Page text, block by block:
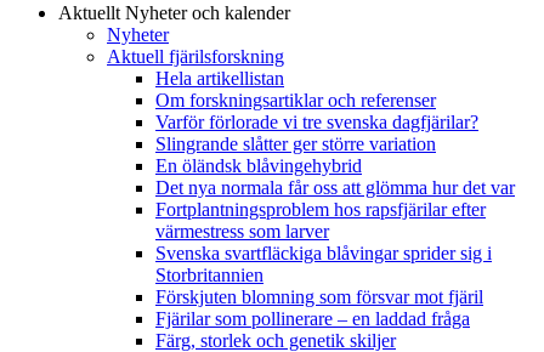
Aktuellt Nyheter och kalender
Nyheter
Aktuell fjärilsforskning
Hela artikellistan
Om forskningsartiklar och referenser
Varför förlorade vi tre svenska dagfjärilar?
Slingrande slåtter ger större variation
En öländsk blåvingehybrid
Det nya normala får oss att glömma hur det var
Fortplantningsproblem hos rapsfjärilar efter
värmestress som larver
Svenska svartfläckiga blåvingar sprider sig i
Storbritannien
Förskjuten blomning som försvar mot fjäril
Fjärilar som pollinerare – en laddad fråga
Färg, storlek och genetik skiljer